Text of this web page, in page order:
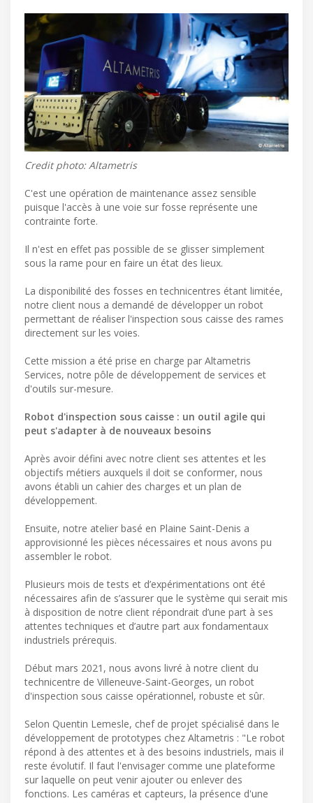
Credit photo: Altametris
C'est une opération de maintenance assez sensible
puisque l'accès à une voie sur fosse représente une
contrainte forte.
Il n'est en effet pas possible de se glisser simplement
sous la rame pour en faire un état des lieux.
La disponibilité des fosses en technicentres étant limitée,
notre client nous a demandé de développer un robot
permettant de réaliser l'inspection sous caisse des rames
directement sur les voies.
Cette mission a été prise en charge par Altametris
Services, notre pôle de développement de services et
d'outils sur-mesure.
Robot d'inspection sous caisse : un outil agile qui
peut s'adapter à de nouveaux besoins
Après avoir défini avec notre client ses attentes et les
objectifs métiers auxquels il doit se conformer, nous
avons établi un cahier des charges et un plan de
développement.
Ensuite, notre atelier basé en Plaine Saint-Denis a
approvisionné les pièces nécessaires et nous avons pu
assembler le robot.
Plusieurs mois de tests et d’expérimentations ont été
nécessaires afin de s’assurer que le système qui serait mis
à disposition de notre client répondrait d’une part à ses
attentes techniques et d’autre part aux fondamentaux
industriels prérequis.
Début mars 2021, nous avons livré à notre client du
technicentre de Villeneuve-Saint-Georges, un robot
d'inspection sous caisse opérationnel, robuste et sûr.
Selon Quentin Lemesle, chef de projet spécialisé dans le
développement de prototypes chez Altametris : "Le robot
répond à des attentes et à des besoins industriels, mais il
reste évolutif. Il faut l'envisager comme une plateforme
sur laquelle on peut venir ajouter ou enlever des
fonctions. Les caméras et capteurs, la présence d'une